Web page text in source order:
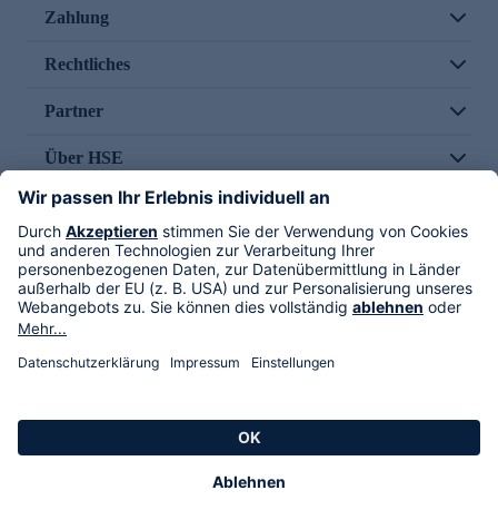
Zahlung
Rechtliches
Partner
Über HSE
Im TV
HSE International